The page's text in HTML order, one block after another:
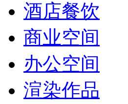
酒店餐饮
商业空间
办公空间
渲染作品